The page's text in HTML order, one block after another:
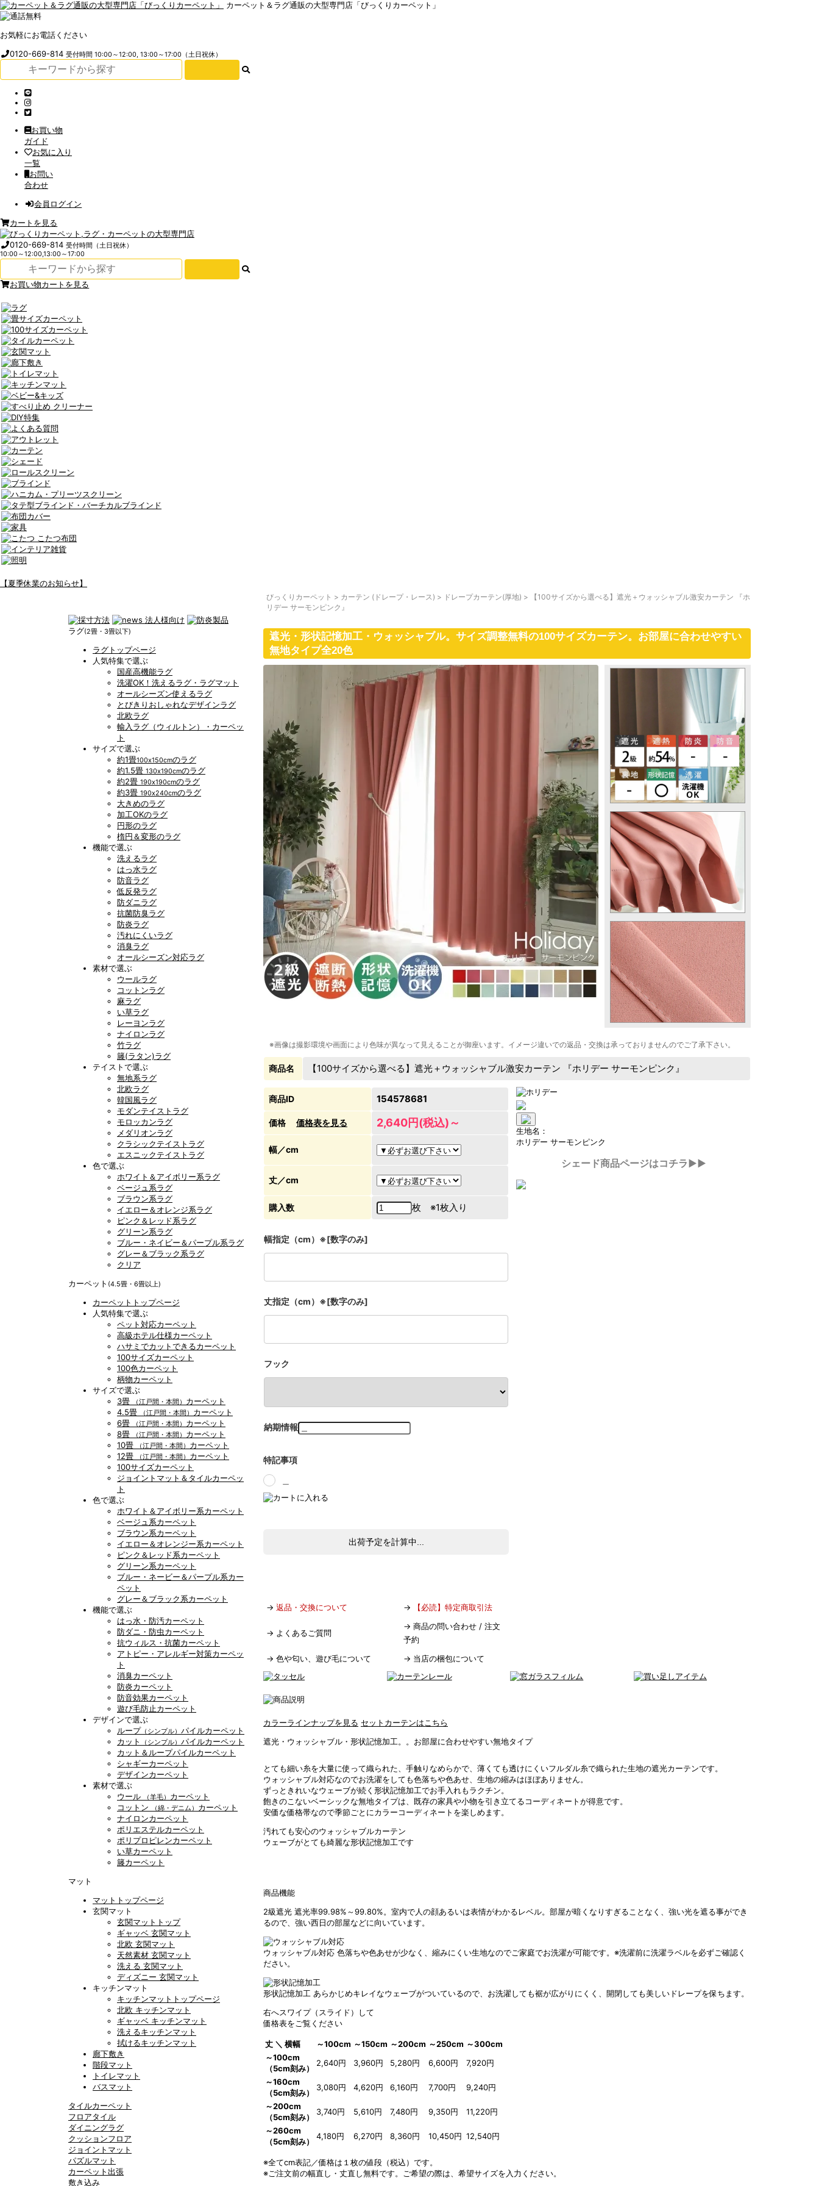
カーペット＆ラグ通販の大型専門店「びっくりカーペット」
お気軽にお電話ください
0120-669-814受付時間 10:00～12:00, 13:00～17:00（土日祝休）
お買い物
ガイド
お気に入り
一覧
お問い
合わせ
会員ログイン
カートを見る
0120-669-814受付時間（土日祝休）
10:00～12:00,13:00～17:00
お買い物カートを見る
【夏季休業のお知らせ】
ラグ(2畳・3畳以下)
ラグトップページ
人気特集で選ぶ
国産高機能ラグ
洗濯OK！洗えるラグ・ラグマット
オールシーズン使えるラグ
とびきりおしゃれなデザインラグ
北欧ラグ
輸入ラグ（ウィルトン）・カーペッ
ト
サイズで選ぶ
約1畳100x150cmのラグ
約1.5畳 130x190cmのラグ
約2畳 190x190cmのラグ
約3畳 190x240cmのラグ
大きめのラグ
加工OKのラグ
円形のラグ
楕円＆変形のラグ
機能で選ぶ
洗えるラグ
はっ水ラグ
防音ラグ
低反発ラグ
防ダニラグ
抗菌防臭ラグ
防炎ラグ
汚れにくいラグ
消臭ラグ
オールシーズン対応ラグ
素材で選ぶ
ウールラグ
コットンラグ
麻ラグ
い草ラグ
レーヨンラグ
ナイロンラグ
竹ラグ
籐(ラタン)ラグ
テイストで選ぶ
無地系ラグ
北欧ラグ
韓国風ラグ
モダンテイストラグ
モロッカンラグ
メダリオンラグ
クラシックテイストラグ
エスニックテイストラグ
色で選ぶ
ホワイト＆アイボリー系ラグ
ベージュ系ラグ
ブラウン系ラグ
イエロー＆オレンジ系ラグ
ピンク＆レッド系ラグ
グリーン系ラグ
ブルー・ネイビー＆パープル系ラグ
グレー＆ブラック系ラグ
クリア
カーペット (4.5畳・6畳以上)
カーペットトップページ
人気特集で選ぶ
ペット対応カーペット
高級ホテル仕様カーペット
ハサミでカットできるカーペット
100サイズカーペット
100色カーペット
柄物カーペット
サイズで選ぶ
3畳
（江戸間・本間） カーペット
4.5畳
（江戸間・本間） カーペット
6畳
（江戸間・本間） カーペット
8畳
（江戸間・本間） カーペット
10畳
（江戸間・本間） カーペット
12畳
（江戸間・本間） カーペット
100サイズカーペット
ジョイントマット＆タイルカーペッ
ト
色で選ぶ
ホワイト＆アイボリー系カーペット
ベージュ系カーペット
ブラウン系カーペット
イエロー＆オレンジー系カーペット
ピンク＆レッド系カーペット
グリーン系カーペット
ブルー・ネービー＆パープル系カー
ペット
グレー＆ブラック系カーペット
機能で選ぶ
はっ水・防汚カーペット
防ダニ・防虫カーペット
抗ウィルス・抗菌カーペット
アトピー・アレルギー対策カーペッ
ト
消臭カーペット
防炎カーペット
防音効果カーペット
遊び毛防止カーペット
デザインで選ぶ
ループ （シンプル） パイルカーペット
カット
（シンプル） パイルカーペット
カット＆ループパイルカーペット
シャギーカーペット
デザインカーペット
素材で選ぶ
ウール
（羊毛） カーペット
コットン
（綿・デニム） カーペット
ナイロンカーペット
ポリエステルカーペット
ポリプロピレンカーペット
い草カーペット
籐カーペット
マット
マットトップページ
玄関マット
玄関マットトップ
ギャッベ 玄関マット
北欧 玄関マット
天然素材 玄関マット
洗える 玄関マット
ディズニー 玄関マット
キッチンマット
キッチンマットトップページ
北欧 キッチンマット
ギャッベ キッチンマット
洗えるキッチンマット
拭けるキッチンマット
廊下敷き
階段マット
トイレマット
バスマット
タイルカーペット
フロアタイル
ダイニングラグ
クッションフロア
ジョイントマット
パズルマット
カーペット出張
敷き込み
びっくりカーペット > カーテン (ドレープ・レース) > ドレープカーテン(厚地) >
【100サイズから選べる】遮光＋ウォッシャブル激安カーテン 『ホ
リデー サーモンピンク』
遮光・形状記憶加工・ウォッシャブル。サイズ調整無料の100サイズカーテン。お部屋に合わせやすい
無地タイプ全20色
※画像は撮影環境や画面により色味が異なって見えることが御座います。イメージ違いでの返品・交換は承っておりませんのでご了承下さい。
商品名 【100サイズから選べる】遮光＋ウォッシャブル激安カーテン 『ホリデー サーモンピンク』
商品ID 154578681
価格 価格表を見る 2,640円(税込)～
幅／cm
丈／cm
購入数 枚 ※1枚入り
幅指定（cm）※[数字のみ]
丈指定（cm）※[数字のみ]
フック
納期情報
特記事項
出荷予定を計算中...
→ 返品・交換について → 【必読】特定商取引法
→ よくあるご質問
→ 商品の問い合わせ / 注文
予約
→ 色や匂い、遊び毛について → 当店の梱包について
生地名：
ホリデー サーモンピンク
シェード商品ページはコチラ▶▶
カラーラインナップを見る セットカーテンはこちら
遮光・ウォッシャブル・形状記憶加工。。お部屋に合わせやすい無地タイプ
とても細い糸を大量に使って織られた、手触りなめらかで、薄くても透けにくいフルダル糸で織られた生地の遮光カーテンです。
ウォッシャブル対応なのでお洗濯をしても色落ちや色あせ、生地の縮みはほぼありません。
ずっときれいなウェーブが続く形状記憶加工でお手入れもラクチン。
飽きのこないベーシックな無地タイプは、既存の家具や小物を引き立てるコーディネートが得意です。
安価な価格帯なので季節ごとにカラーコーディネートを楽しめます。
汚れても安心のウォッシャブルカーテン
ウェーブがとても綺麗な形状記憶加工です
商品機能
2級遮光 遮光率99.98%～99.80%。室内で人の顔あるいは表情がわかるレベル。部屋が暗くなりすぎることなく、強い光を遮る事ができ
るので、強い西日の部屋などに向いています。
ウォッシャブル対応 色落ちや色あせが少なく、縮みにくい生地なのでご家庭でお洗濯が可能です。※洗濯前に洗濯ラベルを必ずご確認く
ださい。
形状記憶加工 あらかじめキレイなウェーブがついているので、お洗濯しても裾が広がりにくく、開閉しても美しいドレープを保ちます。
右へスワイプ（スライド）して
価格表をご覧ください
丈 ＼ 横幅 ～100cm ～150cm ～200cm ～250cm ～300cm
～100cm
（5cm刻み）
2,640円 3,960円 5,280円 6,600円
7,920円
～160cm
（5cm刻み）
3,080円 4,620円 6,160円 7,700円
9,240円
～200cm
（5cm刻み）
3,740円 5,610円 7,480円 9,350円
11,220円
～260cm
（5cm刻み）
4,180円 6,270円 8,360円 10,450円 12,540円
※全てcm表記／価格は１枚の値段（税込）です。
※ご注文前の幅直し・丈直し無料です。ご希望の際は、希望サイズを入力ください。